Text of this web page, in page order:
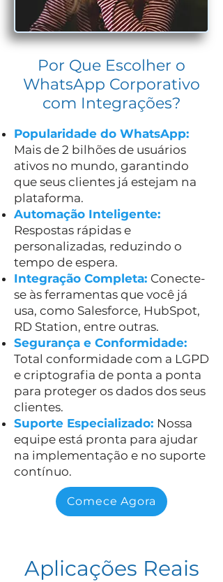
Por Que Escolher o
WhatsApp Corporativo
com Integrações?
Popularidade do WhatsApp:
Mais de 2 bilhões de usuários
ativos no mundo, garantindo
que seus clientes já estejam na
plataforma.
Automação Inteligente:
Respostas rápidas e
personalizadas, reduzindo o
tempo de espera.
Integração Completa: Conecte-
se às ferramentas que você já
usa, como Salesforce, HubSpot,
RD Station, entre outras.
Segurança e Conformidade:
Total conformidade com a LGPD
e criptografia de ponta a ponta
para proteger os dados dos seus
clientes.
Suporte Especializado: Nossa
equipe está pronta para ajudar
na implementação e no suporte
contínuo.
Comece Agora
Aplicações Reais